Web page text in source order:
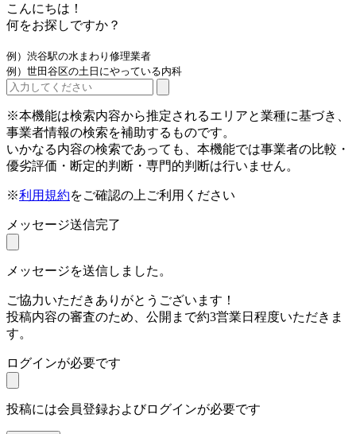
こんにちは！
何をお探しですか？
例）渋谷駅の水まわり修理業者
例）世田谷区の土日にやっている内科
※本機能は検索内容から推定されるエリアと業種に基づき、
事業者情報の検索を補助するものです。
いかなる内容の検索であっても、本機能では事業者の比較・
優劣評価・断定的判断・専門的判断は行いません。
※利用規約をご確認の上ご利用ください
メッセージ送信完了
メッセージを送信しました。
ご協力いただきありがとうございます！
投稿内容の審査のため、公開まで約3営業日程度いただきま
す。
ログインが必要です
投稿には会員登録およびログインが必要です